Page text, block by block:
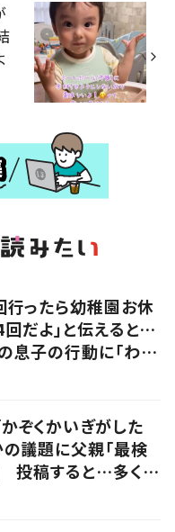
行ったら幼稚園お休
回だよ」と伝えると…
息子の行動に「わか
ぞくかいぎがした
の議題に父親「最検
投稿すると…多くの